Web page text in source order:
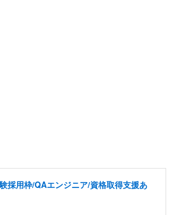
採用枠/QAエンジニア/資格取得支援あ